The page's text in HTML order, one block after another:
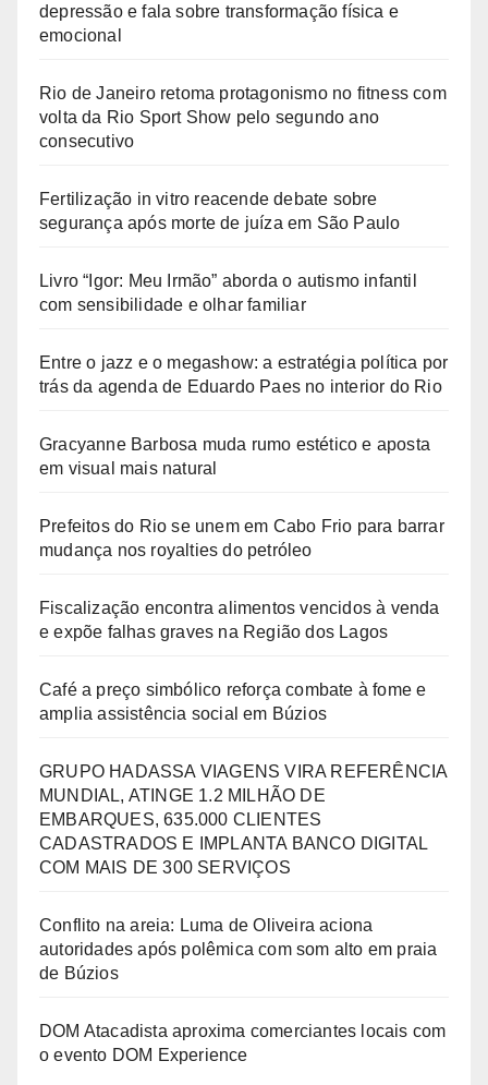
depressão e fala sobre transformação física e
emocional
Rio de Janeiro retoma protagonismo no fitness com
volta da Rio Sport Show pelo segundo ano
consecutivo
Fertilização in vitro reacende debate sobre
segurança após morte de juíza em São Paulo
Livro “Igor: Meu Irmão” aborda o autismo infantil
com sensibilidade e olhar familiar
Entre o jazz e o megashow: a estratégia política por
trás da agenda de Eduardo Paes no interior do Rio
Gracyanne Barbosa muda rumo estético e aposta
em visual mais natural
Prefeitos do Rio se unem em Cabo Frio para barrar
mudança nos royalties do petróleo
Fiscalização encontra alimentos vencidos à venda
e expõe falhas graves na Região dos Lagos
Café a preço simbólico reforça combate à fome e
amplia assistência social em Búzios
GRUPO HADASSA VIAGENS VIRA REFERÊNCIA
MUNDIAL, ATINGE 1.2 MILHÃO DE
EMBARQUES, 635.000 CLIENTES
CADASTRADOS E IMPLANTA BANCO DIGITAL
COM MAIS DE 300 SERVIÇOS
Conflito na areia: Luma de Oliveira aciona
autoridades após polêmica com som alto em praia
de Búzios
DOM Atacadista aproxima comerciantes locais com
o evento DOM Experience